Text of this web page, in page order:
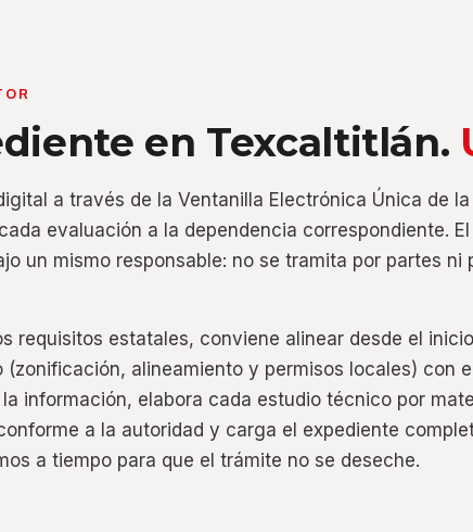
en Texcaltitlán.
a través de la Ventanilla Electrónica Única de la
evaluación a la dependencia correspondiente.
un mismo responsable: no se tramita por partes ni
requisitos estatales, conviene alinear desde el
alineamiento y permisos locales) con
información, elabora cada estudio técnico por
a la autoridad y carga el expediente
a tiempo para que el trámite no se deseche.